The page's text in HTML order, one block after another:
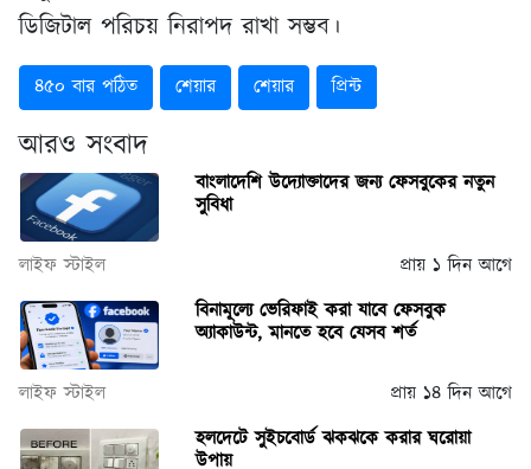
ডিজিটাল পরিচয় নিরাপদ রাখা সম্ভব।
৪৫০ বার পঠিত শেয়ার শেয়ার প্রিন্ট
আরও সংবাদ
বাংলাদেশি উদ্যোক্তাদের জন্য ফেসবুকের নতুন
সুবিধা
লাইফ স্টাইল
প্রায় ১ দিন আগে
বিনামূল্যে ভেরিফাই করা যাবে ফেসবুক
অ্যাকাউন্ট, মানতে হবে যেসব শর্ত
লাইফ স্টাইল
প্রায় ১৪ দিন আগে
হলদেটে সুইচবোর্ড ঝকঝকে করার ঘরোয়া
উপায়